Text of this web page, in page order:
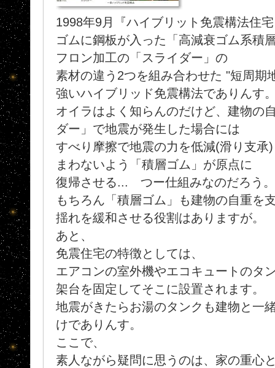
1998年9月『ハイブリット免震構法住
ゴムに鋼板が入った「高減衰ゴム系積
フロン加工の「スライダー」の
素材の違う2つを組み合わせた "短周期
強いハイブリッド免震構法でありんす
オイラはよく知らんのだけど、建物の
ダー」で地震が発生した場合には
すべり摩擦で地震の力を低減(滑り支承
まわないよう「積層ゴム」が原点に
復帰させる... つー仕組みなのだろう。
もちろん「積層ゴム」も建物の自重を
揺れを緩和させる役割はありますが。
あと、
免震住宅の特徴としては、
エアコンの室外機やエコキュートのタ
架台を固定してそこに設置されます。
地震がきたらお湯のタンクも建物と一
けでありんす。
ここで、
素人ながら疑問に思うのは、家の重心